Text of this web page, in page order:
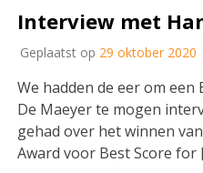
Interview met
Geplaatst op 29 oktober 2020
We hadden de eer om
De Maeyer te mogen
gehad over het winnen
Award voor Best Score for